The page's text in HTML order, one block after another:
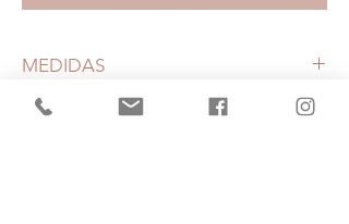
MEDIDAS
205 cm. Ancho